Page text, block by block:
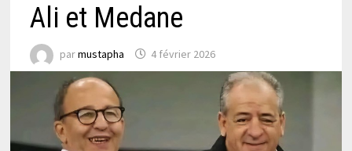
Ali et Medane
parmustapha 4 février 2026